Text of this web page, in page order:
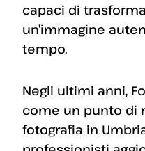
capaci di
un’immagine
tempo.
Negli ultimi anni,
come un punto di
fotografia in